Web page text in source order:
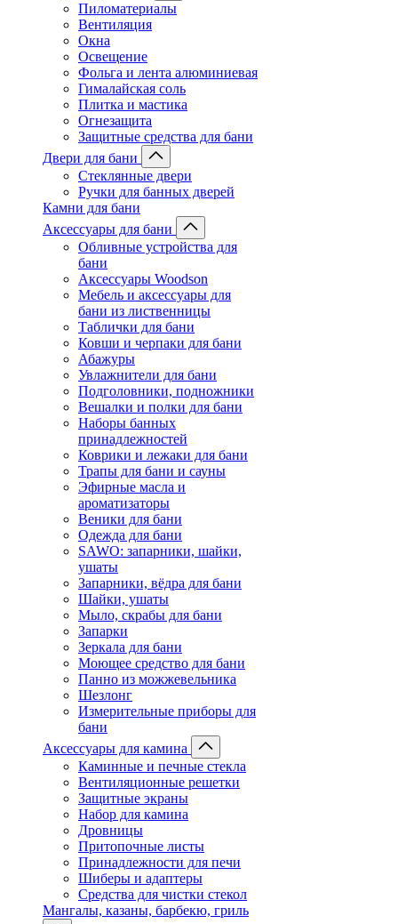
Пиломатериалы
Вентиляция
Окна
Освещение
Фольга и лента алюминиевая
Гималайская соль
Плитка и мастика
Огнезащита
Защитные средства для бани
Двери для бани
Стеклянные двери
Ручки для банных дверей
Камни для бани
Аксессуары для бани
Обливные устройства для
бани
Аксессуары Woodson
Мебель и аксессуары для
бани из лиственницы
Таблички для бани
Ковши и черпаки для бани
Абажуры
Увлажнители для бани
Подголовники, подножники
Вешалки и полки для бани
Наборы банных
принадлежностей
Коврики и лежаки для бани
Трапы для бани и сауны
Эфирные масла и
ароматизаторы
Веники для бани
Одежда для бани
SAWO: запарники, шайки,
ушаты
Запарники, вёдра для бани
Шайки, ушаты
Мыло, скрабы для бани
Запарки
Зеркала для бани
Моющее средство для бани
Панно из можжевельника
Шезлонг
Измерительные приборы для
бани
Аксессуары для камина
Каминные и печные стекла
Вентиляционные решетки
Защитные экраны
Набор для камина
Дровницы
Притопочные листы
Принадлежности для печи
Шиберы и адаптеры
Средства для чистки стекол
Мангалы, казаны, барбекю, гриль